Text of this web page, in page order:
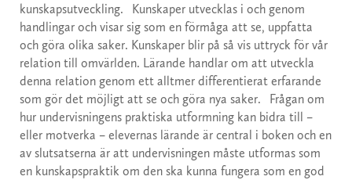
kunskapsutveckling. Kunskaper utvecklas i och genom
handlingar och visar sig som en förmåga att se, uppfatta
och göra olika saker. Kunskaper blir på så vis uttryck för vår
relation till omvärlden. Lärande handlar om att utveckla
denna relation genom ett alltmer differentierat erfarande
som gör det möjligt att se och göra nya saker. Frågan om
hur undervisningens praktiska utformning kan bidra till –
eller motverka – elevernas lärande är central i boken och en
av slutsatserna är att undervisningen måste utformas som
en kunskapspraktik om den ska kunna fungera som en god